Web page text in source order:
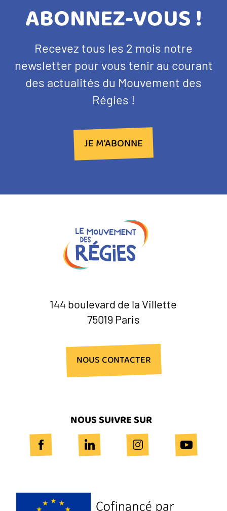
TITRE
BANDEAU
NEWSLETTER
ABONNEZ-VOUS !
Texte
d'introduction
Recevez tous les 2 mois notre
newsletter pour vous tenir au courant
des actualités du Mouvement des
Régies !
JE M'ABONNE
NOUS CONTACTER
144 boulevard de la Villette
75019 Paris
NOUS SUIVRE SUR
Logo
Europe